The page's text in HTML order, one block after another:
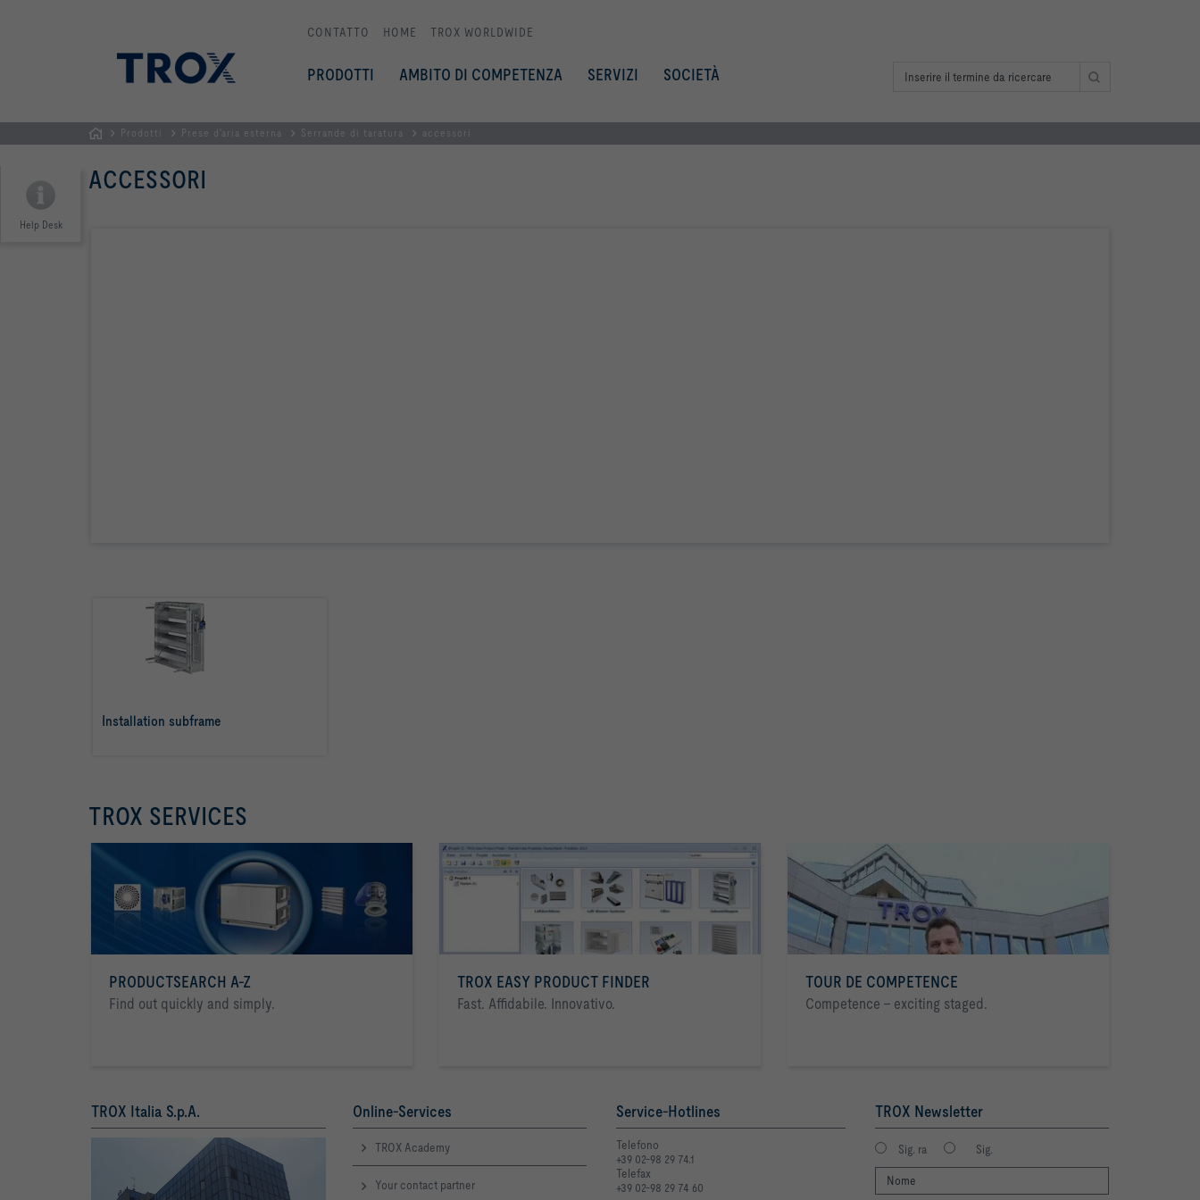
CONTATTO HOME TROX WORLDWIDE
PRODOTTI AMBITO DI COMPETENZA SERVIZI SOCIETÀ
Prodotti Prese d'aria esterna Serrande di taratura accessori
Help Desk
ACCESSORI
Installation subframe
TROX SERVICES
PRODUCTSEARCH A-Z
Find out quickly and simply.
TROX EASY PRODUCT FINDER
Fast. Affidabile. Innovativo.
TOUR DE COMPETENCE
Competence - exciting staged.
TROX Italia S.p.A. Online-Services
TROX Academy
Your contact partner
Service-Hotlines
Telefono
+39 02-98 29 74.1
Telefax
+39 02-98 29 74 60
TROX Newsletter
Sig. ra Sig.